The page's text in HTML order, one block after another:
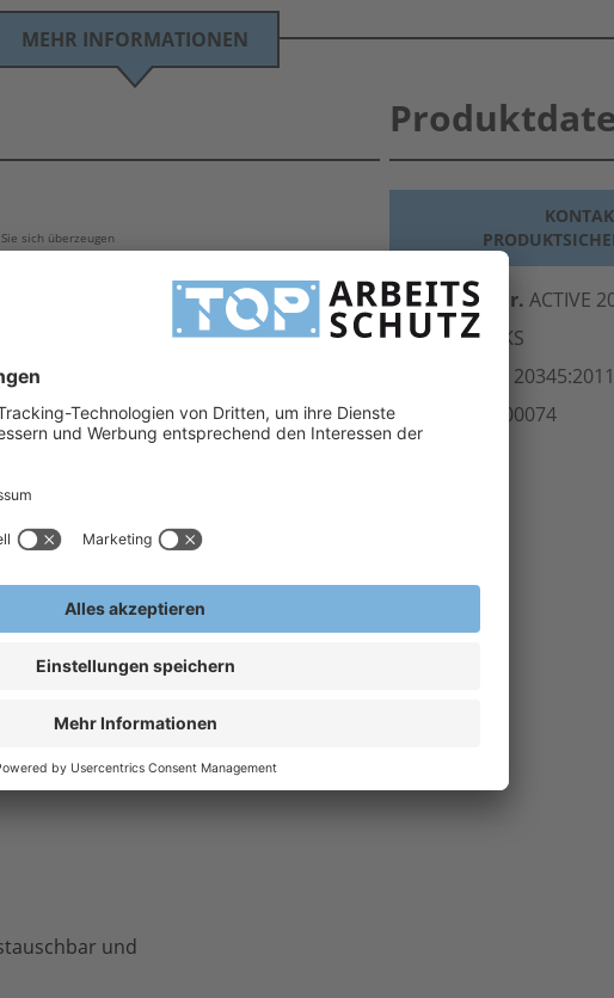
MEHR INFORMATIONEN
sich überzeugen
mit hoher Funktionalität. HKS
sowie einer angenehmen Passform: HKS®
auch bei
der
und
Herst.-Art.-Nr. ACTIVE
Hersteller
HKS
EN ISO
Art.-Nr.
201.00074